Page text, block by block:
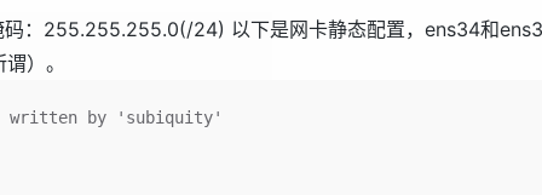
：255.255.255.0(/24) 以下是网卡静态配置，ens34和
）。
written by 'subiquity'